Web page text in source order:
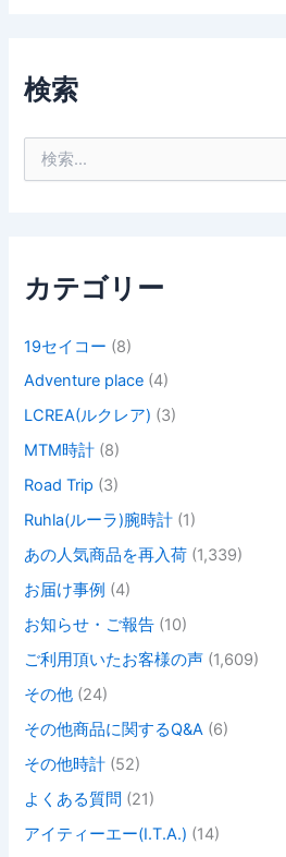
検索
カテゴリー
19セイコー (8)
Adventure place (4)
LCREA(ルクレア) (3)
MTM時計 (8)
Road Trip (3)
Ruhla(ルーラ)腕時計 (1)
あの人気商品を再入荷 (1,339)
お届け事例 (4)
お知らせ・ご報告 (10)
ご利用頂いたお客様の声 (1,609)
その他 (24)
その他商品に関するQ&A (6)
その他時計 (52)
よくある質問 (21)
アイティーエー(I.T.A.) (14)